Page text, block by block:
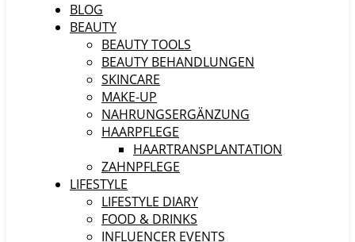
BLOG
BEAUTY
BEAUTY TOOLS
BEAUTY BEHANDLUNGEN
SKINCARE
MAKE-UP
NAHRUNGSERGÄNZUNG
HAARPFLEGE
HAARTRANSPLANTATION
ZAHNPFLEGE
LIFESTYLE
LIFESTYLE DIARY
FOOD & DRINKS
INFLUENCER EVENTS